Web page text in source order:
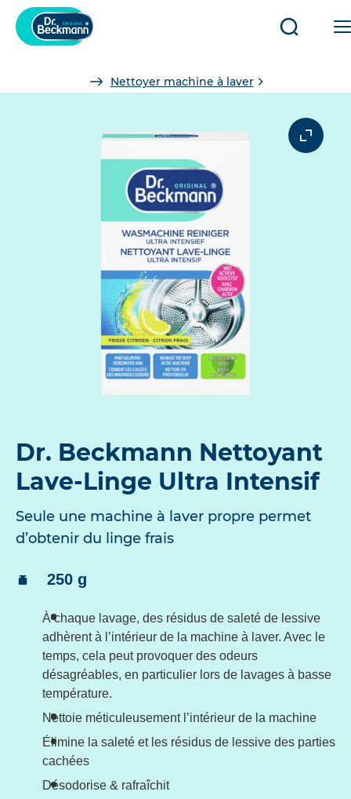
Ouvrir/
Nettoyer machine à laver
Dr. Beckmann Nettoyant
Lave-Linge Ultra Intensif
Seule une machine à laver propre permet
d’obtenir du linge frais
Contenu:
250 g
À chaque lavage, des résidus de saleté de lessive
adhèrent à l’intérieur de la machine à laver. Avec le
temps, cela peut provoquer des odeurs
désagréables, en particulier lors de lavages à basse
température.
Nettoie méticuleusement l’intérieur de la machine
Élimine la saleté et les résidus de lessive des parties
cachées
Désodorise & rafraîchit